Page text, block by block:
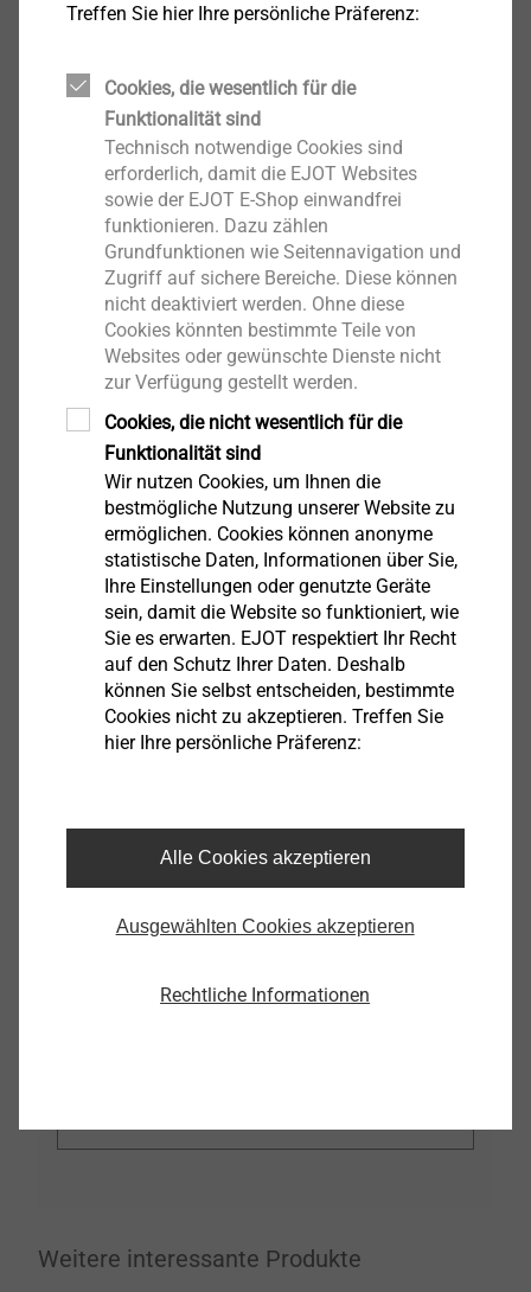
Deutsch
Prüfzeugnis P-BWU02-1980001.pdf 8 MB
EPD Gewindefurchende Schrauben.pdf
Produktdatenblatt.pdf 198 KB
Montageanleitung.pdf 3 MB
Englisch
JT9-3H/5-5,5x19 VE100
6380540340
Weitere interessante Produkte
Treffen Sie hier Ihre persönliche Präferenz:
Cookies, die wesentlich für die
Funktionalität sind
Technisch notwendige Cookies sind
erforderlich, damit die EJOT Websites
sowie der EJOT E-Shop einwandfrei
funktionieren. Dazu zählen
Grundfunktionen wie Seitennavigation und
Zugriff auf sichere Bereiche. Diese können
nicht deaktiviert werden. Ohne diese
Cookies könnten bestimmte Teile von
Websites oder gewünschte Dienste nicht
zur Verfügung gestellt werden.
Cookies, die nicht wesentlich für die
Funktionalität sind
Wir nutzen Cookies, um Ihnen die
bestmögliche Nutzung unserer Website zu
ermöglichen. Cookies können anonyme
statistische Daten, Informationen über Sie,
Ihre Einstellungen oder genutzte Geräte
sein, damit die Website so funktioniert, wie
Sie es erwarten. EJOT respektiert Ihr Recht
auf den Schutz Ihrer Daten. Deshalb
können Sie selbst entscheiden, bestimmte
Cookies nicht zu akzeptieren. Treffen Sie
hier Ihre persönliche Präferenz:
Alle Cookies akzeptieren
Ausgewählten Cookies akzeptieren
Rechtliche Informationen